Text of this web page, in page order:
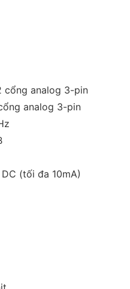
cổng analog 3-pin
analog 3-pin
(tối đa 10mA)